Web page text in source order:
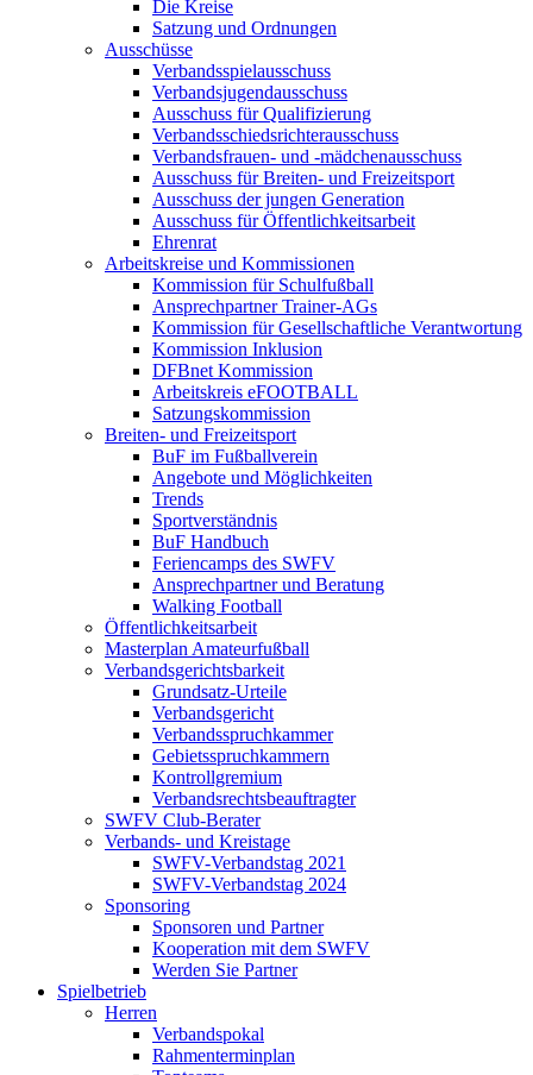
Die Kreise
Satzung und Ordnungen
Ausschüsse
Verbandsspiel­ausschuss
Verbandsjugend­ausschuss
Ausschuss für Qualifizierung
Verbandsschieds­richterausschuss
Verbandsfrauen- und -mädchenausschuss
Ausschuss für Breiten- und Freizeitsport
Ausschuss der jungen Generation
Ausschuss für Öffentlichkeitsarbeit
Ehrenrat
Arbeitskreise und Kommissionen
Kommission für Schulfußball
Ansprechpartner Trainer-AGs
Kommission für Gesellschaftliche Verantwortung
Kommission Inklusion
DFBnet Kommission
Arbeitskreis eFOOTBALL
Satzungskommission
Breiten- und Freizeitsport
BuF im Fußballverein
Angebote und Möglichkeiten
Trends
Sportverständnis
BuF Handbuch
Feriencamps des SWFV
Ansprechpartner und Beratung
Walking Football
Öffentlichkeitsarbeit
Masterplan Amateurfußball
Verbandsgerichtsbarkeit
Grundsatz-Urteile
Verbandsgericht
Verbandsspruchkammer
Gebietsspruchkammern
Kontrollgremium
Verbandsrechtsbeauftragter
SWFV Club-Berater
Verbands- und Kreistage
SWFV-Verbandstag 2021
SWFV-Verbandstag 2024
Sponsoring
Sponsoren und Partner
Kooperation mit dem SWFV
Werden Sie Partner
Spielbetrieb
Herren
Verbandspokal
Rahmenterminplan